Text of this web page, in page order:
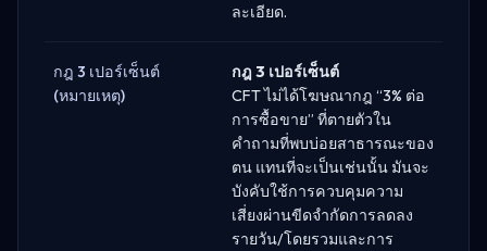
ละเอียด.
กฎ 3 เปอร์เซ็นต์
(หมายเหตุ)
กฎ 3 เปอร์เซ็นต์
CFT ไม่ได้โฆษณากฎ “3% ต่อ
การซื้อขาย” ที่ตายตัวใน
คำถามที่พบบ่อยสาธารณะของ
ตน แทนที่จะเป็นเช่นนั้น มันจะ
บังคับใช้การควบคุมความ
เสี่ยงผ่านขีดจำกัดการลดลง
รายวัน/โดยรวมและการ